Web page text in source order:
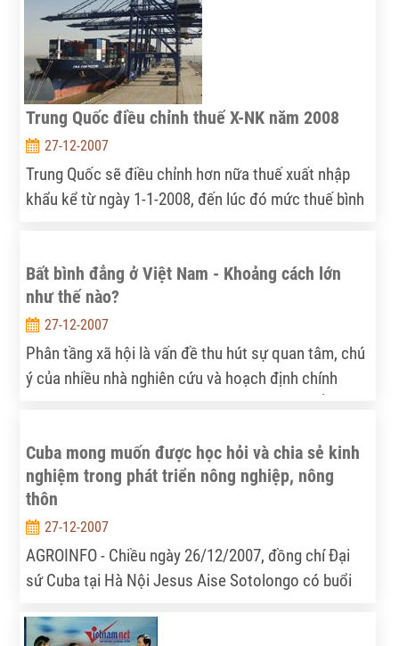
trong nền kinh tế thị trường, là biểu hiện rõ nét nhất
của sự phát triển không đồng đều giữa các vùng
miền lãnh thổ, giữa các quốc gia. Dưới tác động của
toàn cầu hoá những khác biệt mức sống, chênh lệch
trong thu nhập, cơ hội việc làm, sức ép sinh kế, tiếp
cận dịch vụ xã hội giữa các khu vực, vùng miền là
trong và ngoài nước hiện nay.
Trung Quốc điều chỉnh thuế X-NK năm 2008
27-12-2007
Trung Quốc sẽ điều chỉnh hơn nữa thuế xuất nhập
khẩu kể từ ngày 1-1-2008, đến lúc đó mức thuế bình
Bất bình đẳng ở Việt Nam - Khoảng cách lớn
như thế nào?
27-12-2007
Phân tầng xã hội là vấn đề thu hút sự quan tâm, chú
ý của nhiều nhà nghiên cứu và hoạch định chính
nhằm đo lường bất bình đẳng. Một cách khái quát,
có 2 phương pháp đo lường về bất bình đẳng: Thứ
nhất, đo lường bất bình đẳng nói chung thông qua
hệ số Gini – được sử dụng rộng rãi trong nhiều
nghiên cứu; Thứ hai, đo bất bình đẳng về cơ hội
thông qua khoảng cách chênh lệch về đầu ra giữa
bình đẳng cơ hội mô tả rõ nét về sự bất bình đẳng xã
Cuba mong muốn được học hỏi và chia sẻ kinh
nghiệm trong phát triển nông nghiệp, nông
thôn
27-12-2007
AGROINFO - Chiều ngày 26/12/2007, đồng chí Đại
sứ Cuba tại Hà Nội Jesus Aise Sotolongo có buổi
Chiến lược Phát triển Nông nghiệp Nông thôn